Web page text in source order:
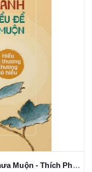
Ơn Nghĩa Sinh Thành - Hiểu Để Chưa Muộn - Thích Pháp Hòa